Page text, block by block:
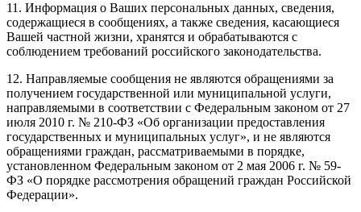
11. Информация о Ваших персональных данных, сведения,
содержащиеся в сообщениях, а также сведения, касающиеся
Вашей частной жизни, хранятся и обрабатываются с
соблюдением требований российского законодательства.
12. Направляемые сообщения не являются обращениями за
получением государственной или муниципальной услуги,
направляемыми в соответствии с Федеральным законом от 27
июля 2010 г. № 210-ФЗ «Об организации предоставления
государственных и муниципальных услуг», и не являются
обращениями граждан, рассматриваемыми в порядке,
установленном Федеральным законом от 2 мая 2006 г. № 59-
ФЗ «О порядке рассмотрения обращений граждан Российской
Федерации».